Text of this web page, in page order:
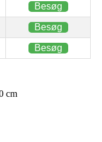
Besøg
Besøg
Besøg
cm